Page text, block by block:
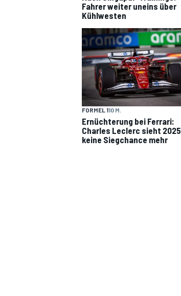
DTM
Fahrer weiter uneins über
Kühlwesten
FORMEL 110 M.
Ernüchterung bei Ferrari:
Charles Leclerc sieht 2025
keine Siegchance mehr